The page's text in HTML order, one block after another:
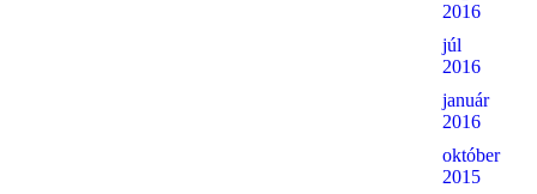
2016
júl
2016
január
2016
október
2015